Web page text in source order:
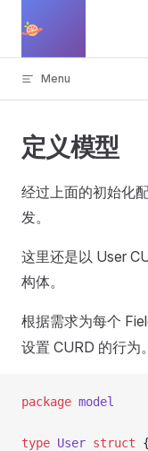
Skip to content
Menu
定义模型
经过上面的初始化
发。
这里还是以 User
构体。
根据需求为每个
设置 CURD 的行为。
package model
type User struct {